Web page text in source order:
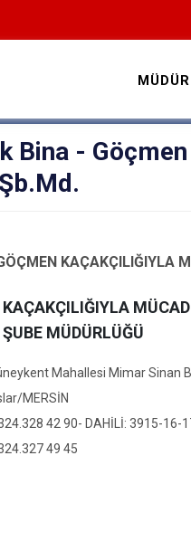
Bina -
KAÇAKÇILIĞIYLA
MÜDÜRLÜĞÜ
Mahallesi Mimar Sinan
MERSİN
42 90- DAHİLİ: 3915-16-
49 45